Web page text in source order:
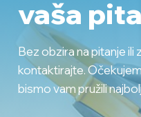
vaša
Bez obzira na pitanje ili
kontaktirajte.
bismo vam pružili